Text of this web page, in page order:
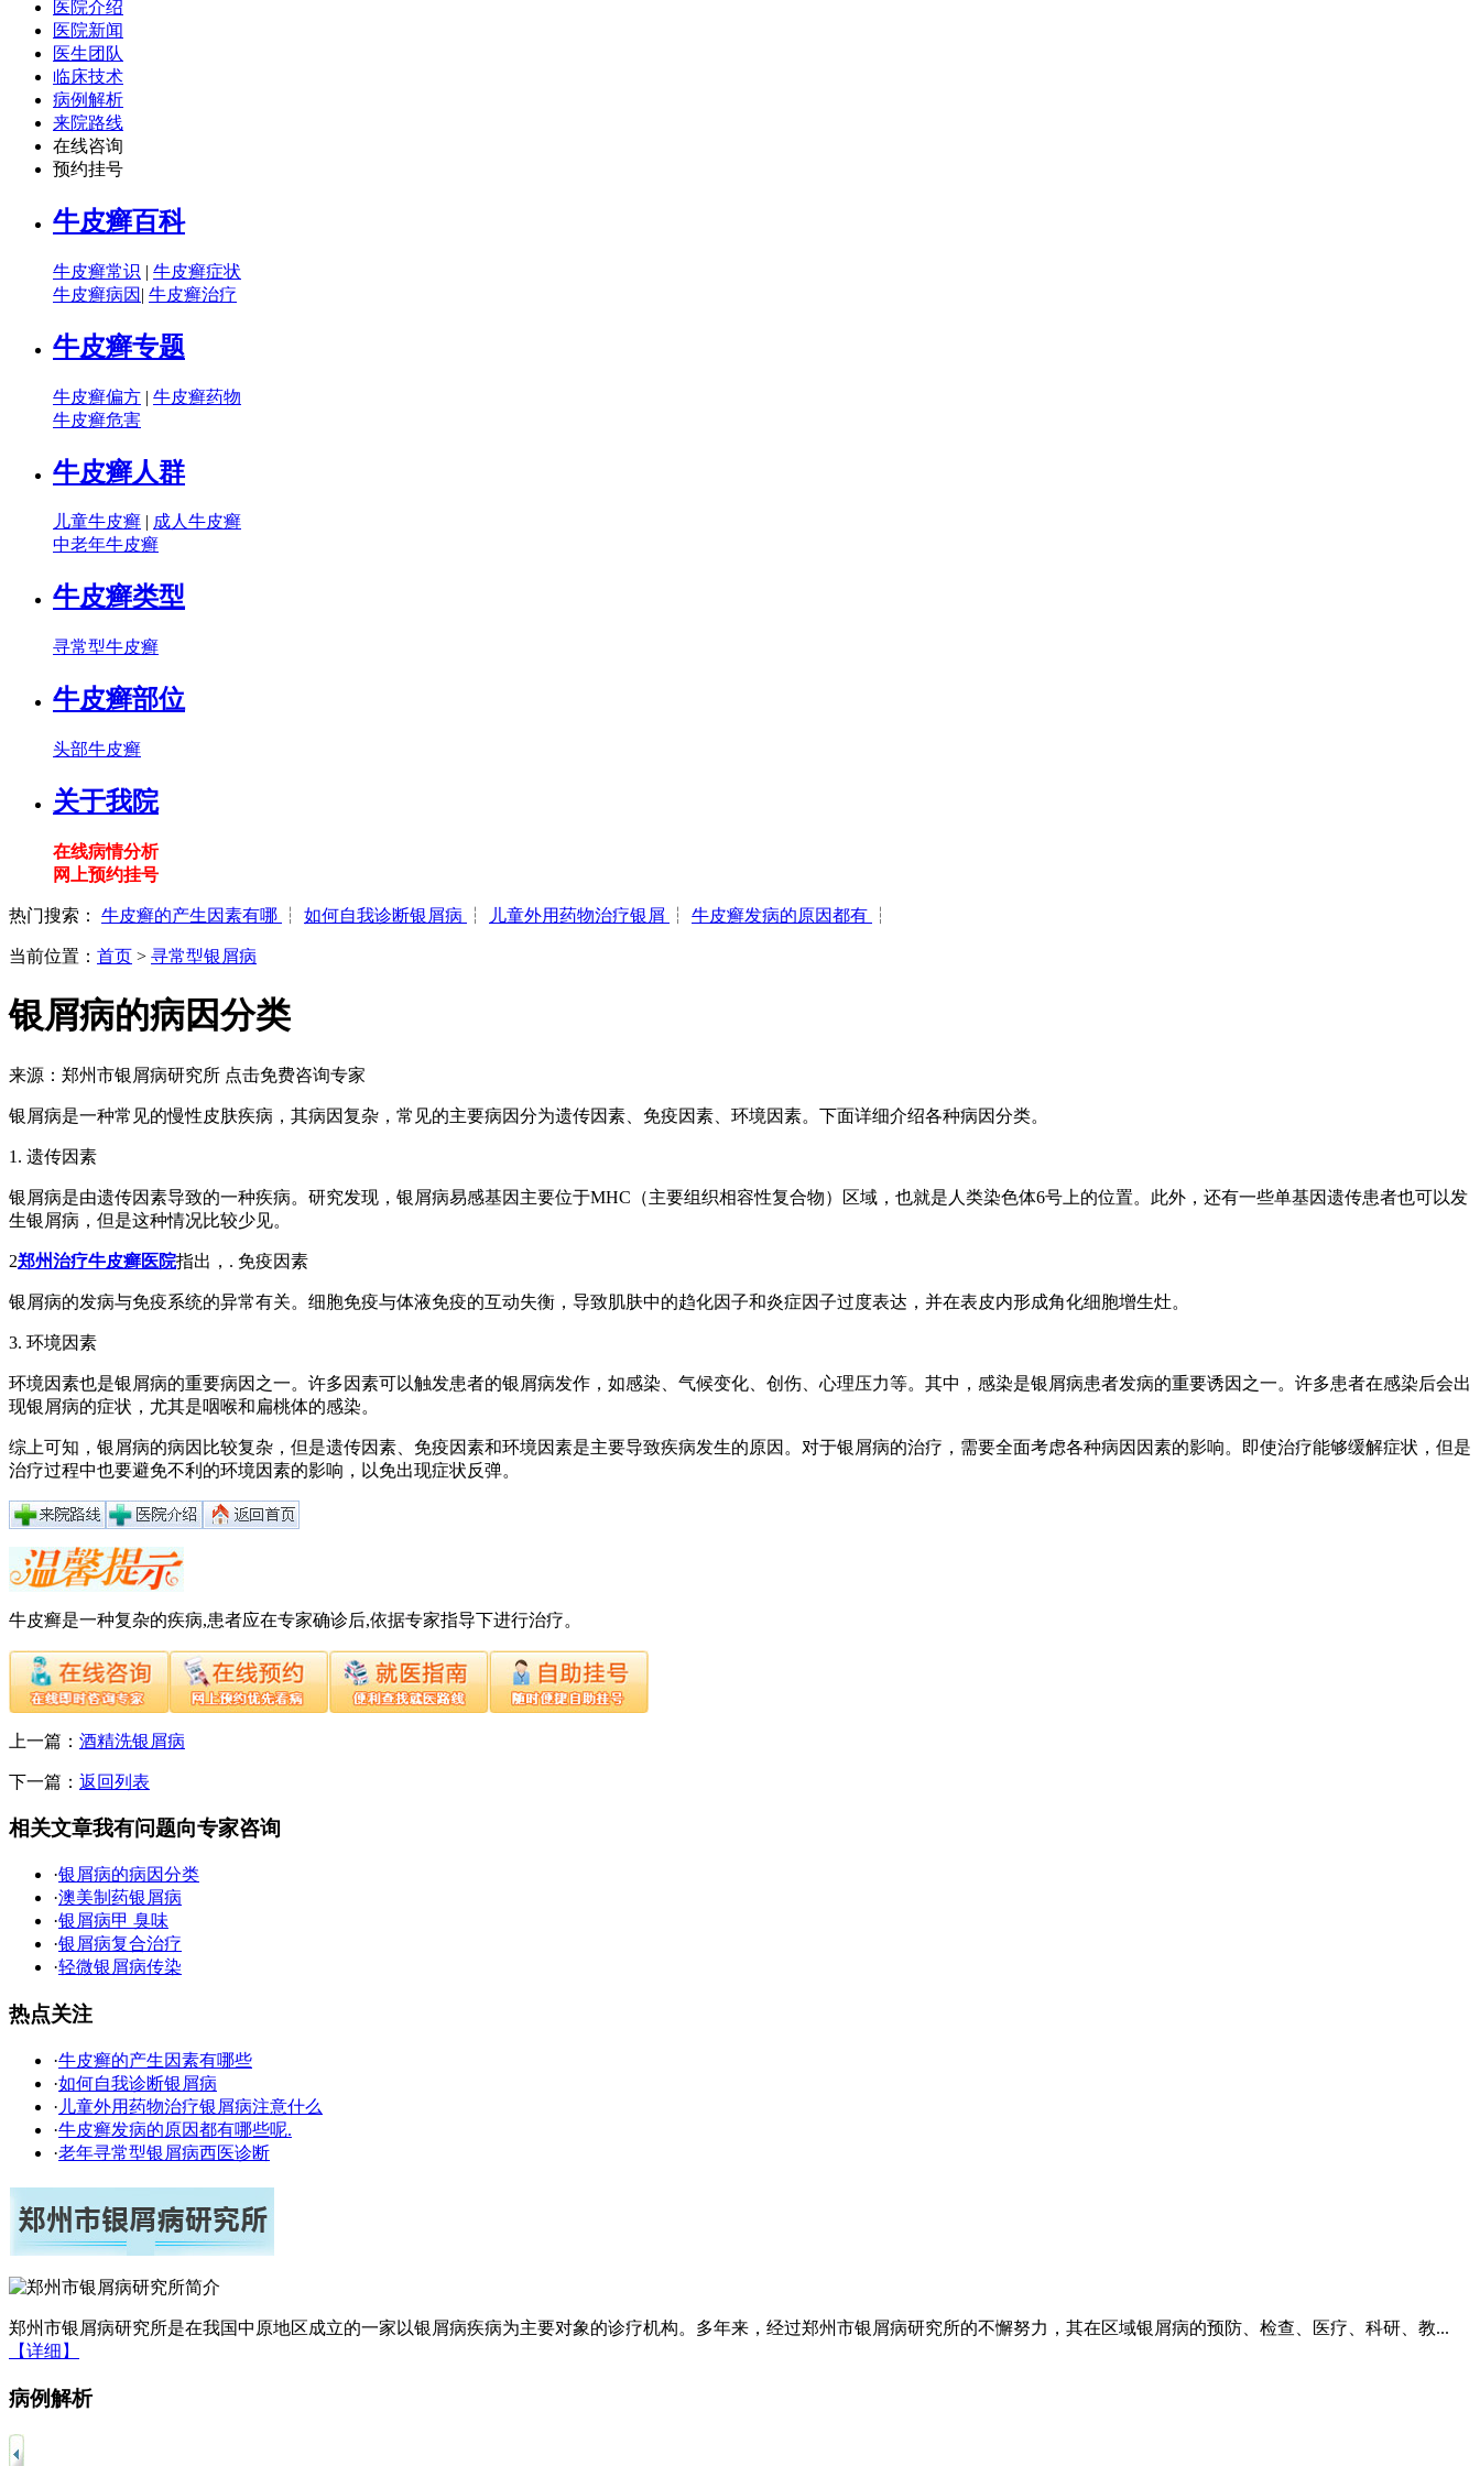
医院介绍
医院新闻
医生团队
临床技术
病例解析
来院路线
在线咨询
预约挂号
牛皮癣百科
牛皮癣常识 | 牛皮癣症状
牛皮癣病因 | 牛皮癣治疗
牛皮癣专题
牛皮癣偏方 | 牛皮癣药物
牛皮癣危害
牛皮癣人群
儿童牛皮癣 | 成人牛皮癣
中老年牛皮癣
牛皮癣类型
寻常型牛皮癣
牛皮癣部位
头部牛皮癣
关于我院
在线病情分析
网上预约挂号
热门搜索： 牛皮癣的产生因素有哪 ┆ 如何自我诊断银屑病 ┆ 儿童外用药物治疗银屑 ┆ 牛皮癣发病的原因都有 ┆
当前位置： 首页 > 寻常型银屑病
银屑病的病因分类
来源：郑州市银屑病研究所 点击免费咨询专家
银屑病是一种常见的慢性皮肤疾病，其病因复杂，常见的主要病因分为遗传因素、免疫因素、环境因素。下面详细介绍各种病因分类。
1. 遗传因素
银屑病是由遗传因素导致的一种疾病。研究发现，银屑病易感基因主要位于MHC（主要组织相容性复合物）区域，也就是人类染色体6号上的位置。此外，还有一些单基因遗传患者也可以发
生银屑病，但是这种情况比较少见。
2郑州治疗牛皮癣医院指出，. 免疫因素
银屑病的发病与免疫系统的异常有关。细胞免疫与体液免疫的互动失衡，导致肌肤中的趋化因子和炎症因子过度表达，并在表皮内形成角化细胞增生灶。
3. 环境因素
环境因素也是银屑病的重要病因之一。许多因素可以触发患者的银屑病发作，如感染、气候变化、创伤、心理压力等。其中，感染是银屑病患者发病的重要诱因之一。许多患者在感染后会出
现银屑病的症状，尤其是咽喉和扁桃体的感染。
综上可知，银屑病的病因比较复杂，但是遗传因素、免疫因素和环境因素是主要导致疾病发生的原因。对于银屑病的治疗，需要全面考虑各种病因因素的影响。即使治疗能够缓解症状，但是
治疗过程中也要避免不利的环境因素的影响，以免出现症状反弹。
牛皮癣是一种复杂的疾病,患者应在专家确诊后,依据专家指导下进行治疗。
上一篇： 酒精洗银屑病
下一篇： 返回列表
相关文章我有问题向专家咨询
·银屑病的病因分类
·澳美制药银屑病
·银屑病甲 臭味
·银屑病复合治疗
·轻微银屑病传染
热点关注
·牛皮癣的产生因素有哪些
·如何自我诊断银屑病
· 儿童外用药物治疗银屑病注意什么
·牛皮癣发病的原因都有哪些呢.
·老年寻常型银屑病西医诊断
郑州市银屑病研究所是在我国中原地区成立的一家以银屑病疾病为主要对象的诊疗机构。多年来，经过郑州市银屑病研究所的不懈努力，其在区域银屑病的预防、检查、医疗、科研、教...
【详细】
病例解析